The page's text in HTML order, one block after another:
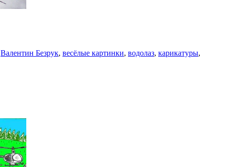
Валентин Безрук, весёлые картинки, водолаз, карикатуры,